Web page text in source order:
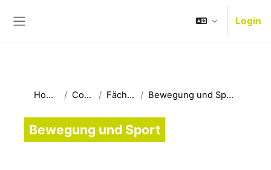
Login
Home Corsi Fächer Bewegung und Sport
Bewegung und Sport